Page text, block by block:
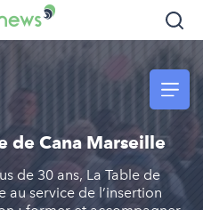
de Cana Marseille
de 30 ans, La Table de
au service de l’insertion